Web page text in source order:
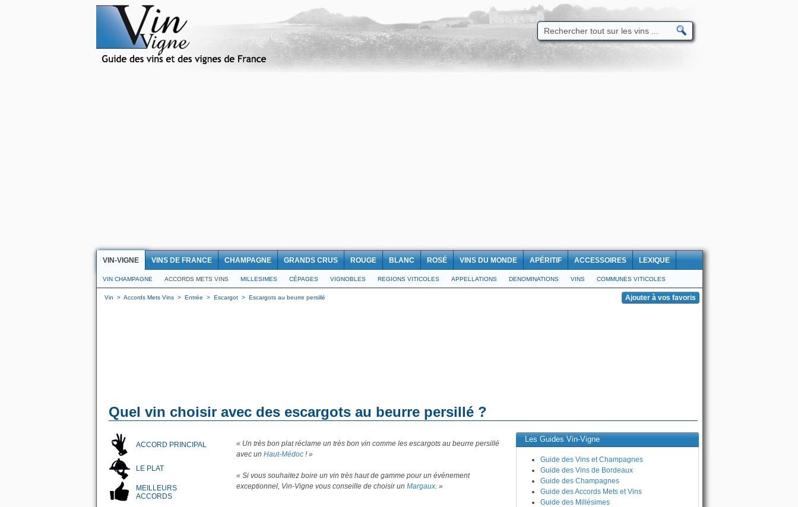
VIN-VIGNE VINS DE FRANCE CHAMPAGNE GRANDS CRUS ROUGE BLANC ROSÉ VINS DU MONDE APÉRITIF ACCESSOIRES LEXIQUE
VIN CHAMPAGNE ACCORDS METS VINS MILLESIMES CÉPAGES VIGNOBLES REGIONS VITICOLES APPELLATIONS DENOMINATIONS VINS COMMUNES VITICOLES
Vin > Accords Mets Vins > Entrée > Escargot > Escargots au beurre persillé
Quel vin choisir avec des escargots au beurre persillé ?
ACCORD PRINCIPAL
LE PLAT
MEILLEURS
ACCORDS
« Un très bon plat réclame un très bon vin comme les escargots au beurre persillé
avec un Haut-Médoc ! »
« Si vous souhaitez boire un vin très haut de gamme pour un événement
exceptionnel, Vin-Vigne vous conseille de choisir un Margaux. »
Les Guides Vin-Vigne
Guide des Vins et Champagnes
Guide des Vins de Bordeaux
Guide des Champagnes
Guide des Accords Mets et Vins
Guide des Millésimes